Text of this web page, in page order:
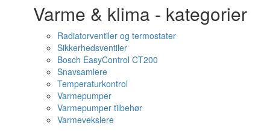
Varme & klima - kategorier
Radiatorventiler og termostater
Sikkerhedsventiler
Bosch EasyControl CT200
Snavsamlere
Temperaturkontrol
Varmepumper
Varmepumper tilbehør
Varmevekslere